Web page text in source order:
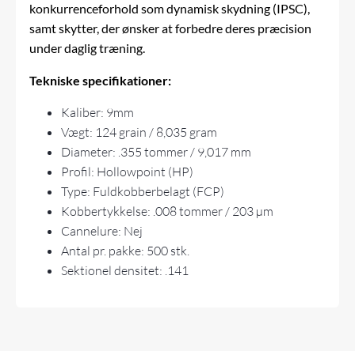
konkurrenceforhold som dynamisk skydning (IPSC),
samt skytter, der ønsker at forbedre deres præcision
under daglig træning.
Tekniske specifikationer:
Kaliber: 9mm
Vægt: 124 grain / 8,035 gram
Diameter: .355 tommer / 9,017 mm
Profil: Hollowpoint (HP)
Type: Fuldkobberbelagt (FCP)
Kobbertykkelse: .008 tommer / 203 µm
Cannelure: Nej
Antal pr. pakke: 500 stk.
Sektionel densitet: .141